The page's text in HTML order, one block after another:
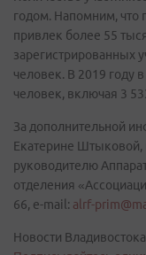
годом. Напомним, что
привлек более 55
зарегистрированных
человек. В 2019 году
человек, включая 3
За дополнительной
Екатерине Штыковой,
руководителю
отделения
66, е-mail: alrf-
Новости